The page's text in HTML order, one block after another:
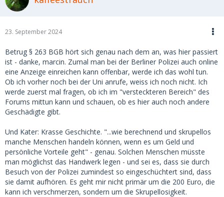
WhatsApp schrieb sie mir dann unverblümt, sie würde mir
Namen, ihre Adresse und sogar ihren Mietvertrag in meinen
Unterlagen hatte. Doch das schien sie keineswegs zu
beeindrucken. Ihre Reaktion war kühl und abweisend: Ich
solle froh sein, wenn ich überhaupt etwas von meinem Geld
zurückbekomme – und das frühestens in einem Jahr.
Daraufhin erstattete ich Anzeige und leitete ein
sendete ich eine Kopie an die Hausverwaltung. Nur kurze
Zeit später war das überwiesene Geld wieder auf meinem
Konto. Was ich damit verdeutlichen möchte, ist, dass sie fest
davon ausging, dass ich früher oder später aufgeben würde
– aus mildtätigen Gründen, weil ich nicht an den Erfolg
glaubte, oder aus welchen Motiven auch immer.
23. September 2024
Betrug § 263 BGB hört sich genau nach dem an, was hier passiert
ist - danke, marcin. Zumal man bei der Berliner Polizei auch online
eine Anzeige einreichen kann offenbar, werde ich das wohl tun.
Ob ich vorher noch bei der Uni anrufe, weiss ich noch nicht. Ich
werde zuerst mal fragen, ob ich im "versteckteren Bereich" des
Forums mittun kann und schauen, ob es hier auch noch andere
Geschädigte gibt.
Und Kater: Krasse Geschichte. "...wie berechnend und skrupellos
manche Menschen handeln können, wenn es um Geld und
persönliche Vorteile geht" - genau. Solchen Menschen müsste
man möglichst das Handwerk legen - und sei es, dass sie durch
Besuch von der Polizei zumindest so eingeschüchtert sind, dass
sie damit aufhören. Es geht mir nicht primär um die 200 Euro, die
kann ich verschmerzen, sondern um die Skrupellosigkeit.